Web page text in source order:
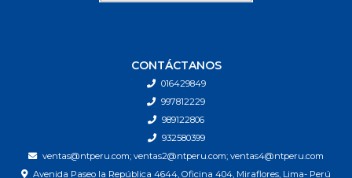
CONTÁCTANOS
016429849
997812229
989122806
932580399
ventas@ntperu.com; ventas2@ntperu.com; ventas4@ntperu.com
Avenida Paseo la República 4644, Oficina 404, Miraflores, Lima- Perú